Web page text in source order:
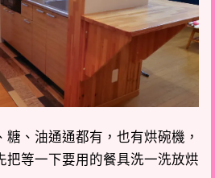
、油通通都有，也有烘碗機，
把等一下要用的餐具洗一洗放烘